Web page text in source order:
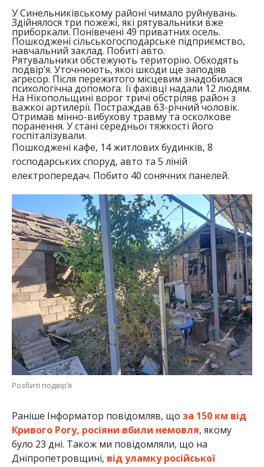
У Синельниківському районі чимало руйнувань.
Здійнялося три пожежі, які рятувальники вже
приборкали. Понівечені 49 приватних осель.
Пошкоджені сільськогосподарське підприємство,
навчальний заклад. Побиті авто.
Рятувальники обстежують територію. Обходять
подвір’я. Уточнюють, якої шкоди ще заподіяв
агресор. Після пережитого місцевим знадобилася
психологічна допомога. Її фахівці надали 12 людям.
На Нікопольщині ворог тричі обстріляв район з
важкої артилерії. Постраждав 63-річний чоловік.
Отримав мінно-вибухову травму та осколкове
поранення. У стані середньої тяжкості його
госпіталізували.
Пошкоджені кафе, 14 житлових будинків, 8
господарських споруд, авто та 5 ліній
електропередач. Побито 40 сонячних панелей.
Розбиті подвір’я
Раніше Інформатор повідомляв, що за 150 км від
Кривого Рогу, росіяни вбили немовля, якому
було 23 дні. Також ми повідомляли, що на
Дніпропетровщині, від уламку російської